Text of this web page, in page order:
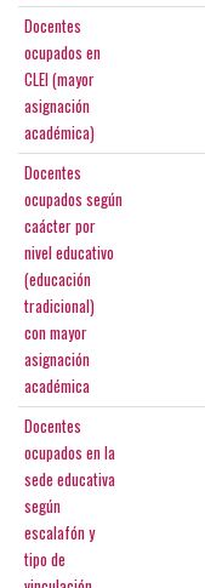
Docentes
ocupados en
CLEI (mayor
asignación
académica)
Docentes
ocupados según
caácter por
nivel educativo
(educación
tradicional)
con mayor
asignación
académica
Docentes
ocupados en la
sede educativa
según
escalafón y
tipo de